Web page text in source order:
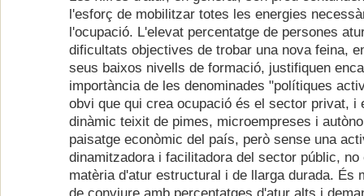
l'esforç de mobilitzar totes les energies
l'ocupació. L'elevat percentatge de persones
dificultats objectives de trobar una nova feina,
seus baixos nivells de formació, justifiquen
importància de les denominades "polítiques
obvi que qui crea ocupació és el sector privat, i
dinàmic teixit de pimes, microempreses i
paisatge econòmic del país, però sense una
dinamitzadora i facilitadora del sector públic,
matèria d'atur estructural i de llarga durada. És